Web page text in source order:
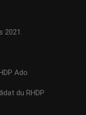
2021.
Ado
du RHDP